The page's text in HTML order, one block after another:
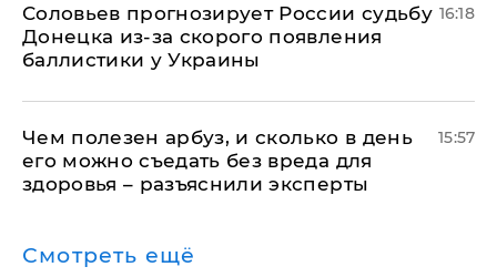
Соловьев прогнозирует России судьбу
Донецка из-за скорого появления
баллистики у Украины
16:18
Чем полезен арбуз, и сколько в день
его можно съедать без вреда для
здоровья – разъяснили эксперты
15:57
Смотреть ещё